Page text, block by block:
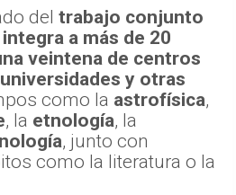
del trabajo conjunto
a más de 20
veintena de centros
y otras
como la astrofísica,
, la etnología, la
, junto con
como la literatura o la